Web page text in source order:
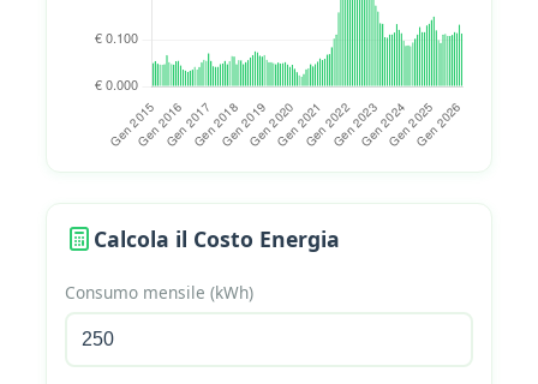
Calcola il Costo Energia
Consumo mensile (kWh)